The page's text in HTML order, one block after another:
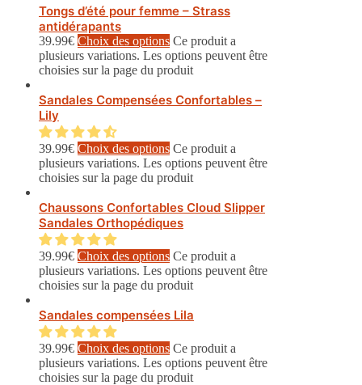
Tongs d’été pour femme – Strass
antidérapants
39.99€ Choix des options Ce produit a
plusieurs variations. Les options peuvent être
choisies sur la page du produit
Sandales Compensées Confortables –
Lily
39.99€ Choix des options Ce produit a
plusieurs variations. Les options peuvent être
choisies sur la page du produit
Chaussons Confortables Cloud Slipper
Sandales Orthopédiques
39.99€ Choix des options Ce produit a
plusieurs variations. Les options peuvent être
choisies sur la page du produit
Sandales compensées Lila
39.99€ Choix des options Ce produit a
plusieurs variations. Les options peuvent être
choisies sur la page du produit